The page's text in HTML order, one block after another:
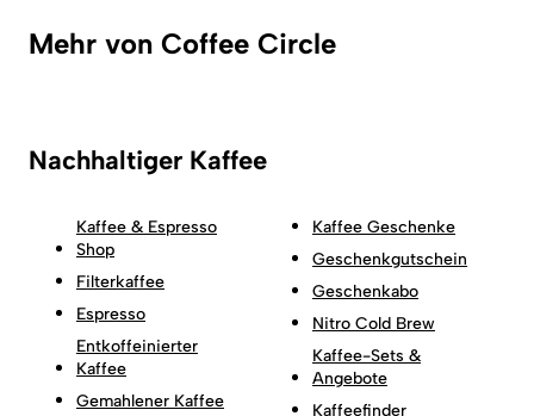
Mehr von Coffee Circle
Nachhaltiger Kaffee
Kaffee & Espresso
Shop
Filterkaffee
Espresso
Entkoffeinierter
Kaffee
Gemahlener Kaffee
Kaffee Geschenke
Geschenkgutschein
Geschenkabo
Nitro Cold Brew
Kaffee-Sets &
Angebote
Kaffeefinder